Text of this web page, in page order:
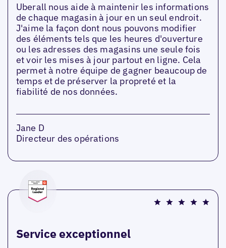
Uberall nous aide à maintenir les informations
de chaque magasin à jour en un seul endroit.
J'aime la façon dont nous pouvons modifier
des éléments tels que les heures d'ouverture
ou les adresses des magasins une seule fois
et voir les mises à jour partout en ligne. Cela
permet à notre équipe de gagner beaucoup de
temps et de préserver la propreté et la
fiabilité de nos données.
Jane D
Directeur des opérations
Service exceptionnel